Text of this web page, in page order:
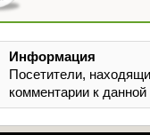
Информация
Посетители,
комментарии к